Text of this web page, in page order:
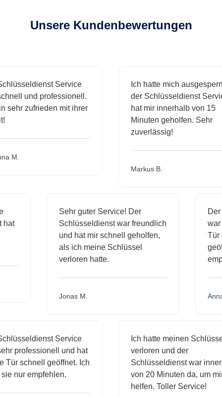
Unsere Kundenbewertungen
Service
und professionell.
sehr zufrieden mit ihrer
M.
Ich hatte mich ausgesperrt
der Schlüsseldienst
hat mir innerhalb von 15
Minuten geholfen. Sehr
zuverlässig!
Markus B.
hat
Sehr guter Service! Der
Schlüsseldienst war freundlich
und hat mir schnell geholfen,
als ich meine Schlüssel
verloren hatte.
Jonas M.
Service
professionell und hat
schnell geöffnet. Ich
nur empfehlen.
Ich hatte meinen Schlüssel
verloren und der
Schlüsseldienst war
von 20 Minuten da, um mir
helfen. Toller Service!